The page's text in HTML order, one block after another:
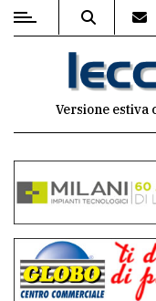
MENU
commenti
Contenuti
del
sito
Versione estiva